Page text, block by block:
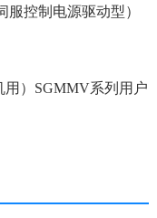
服控制电源驱动型）
）SGMMV系列用户
格。